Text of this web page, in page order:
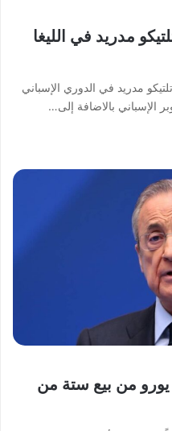
مدريد في الليغا
مدريد في الدوري الإسباني
الإسباني بالاضافة إلى…
يربح 25 مليون يورو من بيع ستة من